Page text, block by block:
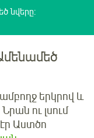
նվերը:
երկրով և
ու լսում
Աստծո